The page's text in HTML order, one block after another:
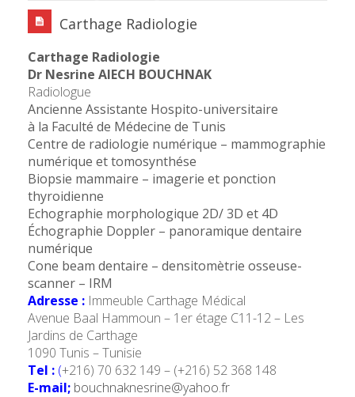
Carthage Radiologie
Carthage Radiologie
Dr Nesrine AIECH BOUCHNAK
Radiologue
Ancienne Assistante Hospito-universitaire
à la Faculté de Médecine de Tunis
Centre de radiologie numérique – mammographie
numérique et tomosynthése
Biopsie mammaire – imagerie et ponction
thyroidienne
Echographie morphologique 2D/ 3D et 4D
Échographie Doppler – panoramique dentaire
numérique
Cone beam dentaire – densitomètrie osseuse-
scanner – IRM
Adresse : Immeuble Carthage Médical
Avenue Baal Hammoun – 1er étage C11-12 – Les
Jardins de Carthage
1090 Tunis – Tunisie
Tel : (+216) 70 632 149 – (+216) 52 368 148
E-mail; bouchnaknesrine@yahoo.fr